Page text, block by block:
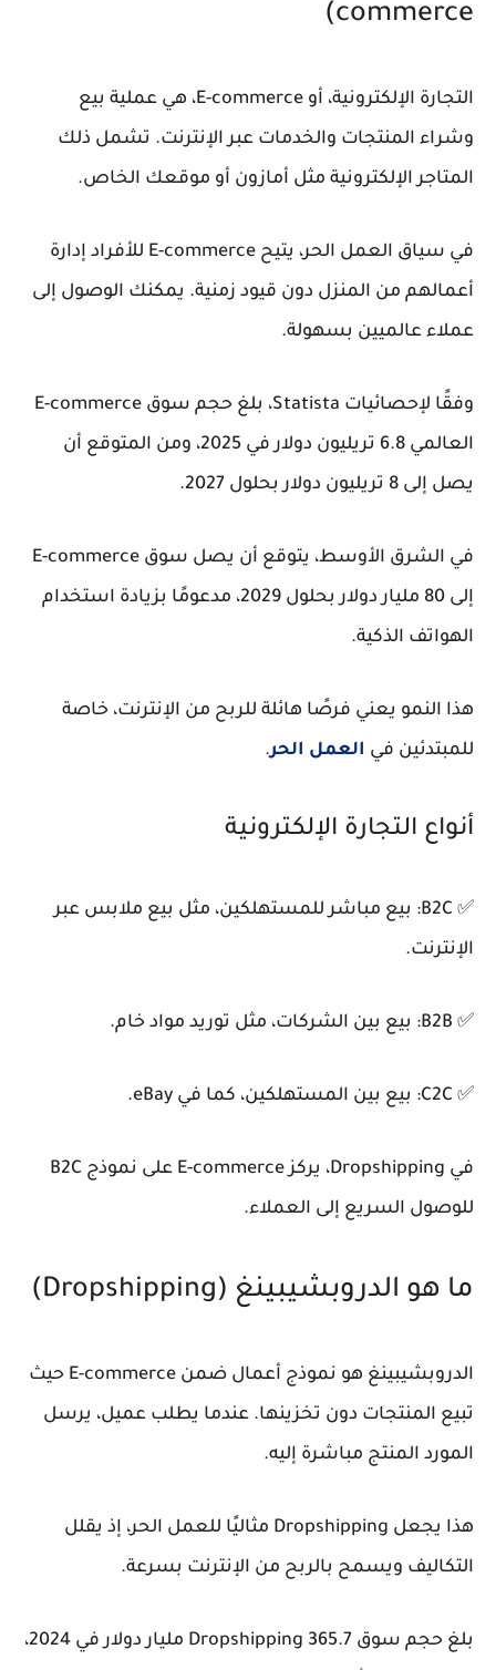
commerce)
التجارة الإلكترونية، أو E-commerce، هي عملية بيع
وشراء المنتجات والخدمات عبر الإنترنت. تشمل ذلك
المتاجر الإلكترونية مثل أمازون أو موقعك الخاص.
في سياق العمل الحر، يتيح E-commerce للأفراد إدارة
أعمالهم من المنزل دون قيود زمنية. يمكنك الوصول إلى
عملاء عالميين بسهولة.
وفقًا لإحصائيات Statista، بلغ حجم سوق E-commerce
العالمي 6.8 تريليون دولار في 2025، ومن المتوقع أن
يصل إلى 8 تريليون دولار بحلول 2027.
في الشرق الأوسط، يتوقع أن يصل سوق E-commerce
إلى 80 مليار دولار بحلول 2029، مدعومًا بزيادة استخدام
الهواتف الذكية.
هذا النمو يعني فرصًا هائلة للربح من الإنترنت، خاصة
للمبتدئين في العمل الحر.
أنواع التجارة الإلكترونية
✅ B2C: بيع مباشر للمستهلكين، مثل بيع ملابس عبر
الإنترنت.
✅ B2B: بيع بين الشركات، مثل توريد مواد خام.
✅ C2C: بيع بين المستهلكين، كما في eBay.
في Dropshipping، يركز E-commerce على نموذج B2C
للوصول السريع إلى العملاء.
ما هو الدروبشيبينغ (Dropshipping)
الدروبشيبينغ هو نموذج أعمال ضمن E-commerce حيث
تبيع المنتجات دون تخزينها. عندما يطلب عميل، يرسل
المورد المنتج مباشرة إليه.
هذا يجعل Dropshipping مثاليًا للعمل الحر، إذ يقلل
التكاليف ويسمح بالربح من الإنترنت بسرعة.
بلغ حجم سوق Dropshipping 365.7 مليار دولار في 2024،